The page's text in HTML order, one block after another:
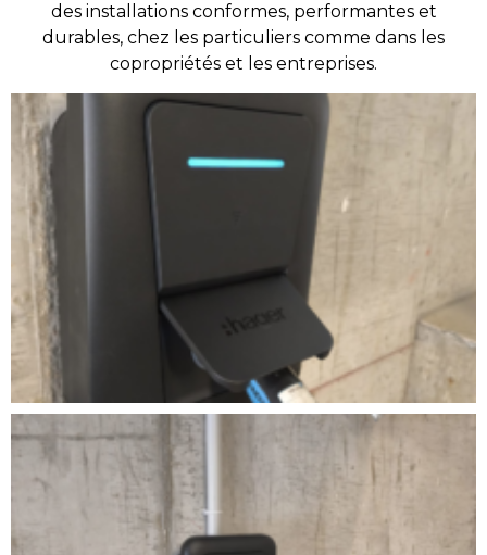
des installations conformes, performantes et
durables, chez les particuliers comme dans les
copropriétés et les entreprises.